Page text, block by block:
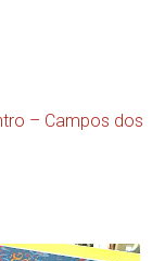
– Campos dos